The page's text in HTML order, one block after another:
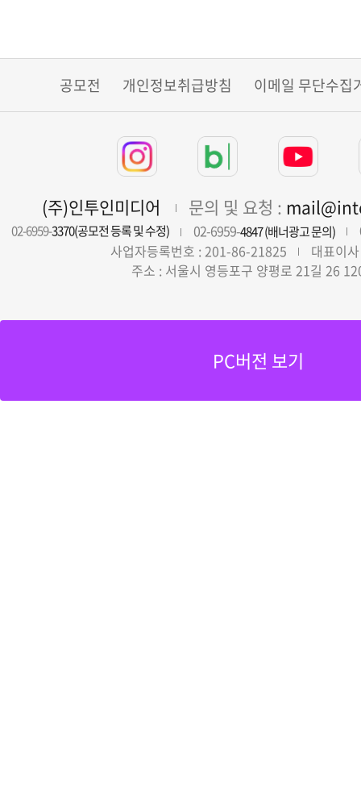
공모전 개인정보취급방침 이메일 무단수집
(주)인투인미디어 문의 및 요청 :
02-6959-3370(공모전 등록 및 수정) 02-6959-4847 (배너광고 문의)
사업자등록번호 : 201-86-21825
대표이
주소 : 서울시 영등포구 양평로 21길 26
PC버전 보기